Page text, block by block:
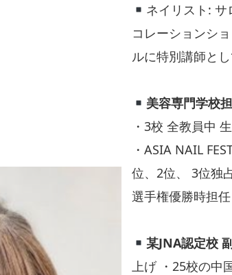
ネイリスト:
コレーションシ
ルに特別講師と
美容専門学校
・3校 全教員中
・ASIA NAIL
位、2位、 3位独
選手権優勝時担任
某JNA認定校
上げ ・25校の中